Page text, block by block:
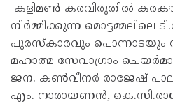
കളിമൺ കരവിരുതിൽ
നിർമ്മിക്കുന്ന മൊട്ടമ്മലിലെ
പുരസ്കാരവും പൊന്നാടയും
മഹാത്മ സേവാഗ്രാം
ജന. കൺവീനർ രാജേഷ്
എം. നാരായണൻ,